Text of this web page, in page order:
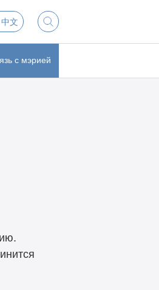
中文
с мэрией